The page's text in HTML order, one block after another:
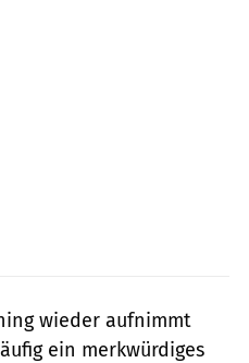
wieder aufnimmt
ein merkwürdiges